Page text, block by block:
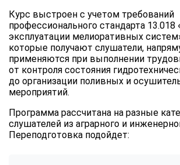
Курс выстроен с учетом требований
профессионального стандарта 13.018
эксплуатации мелиоративных
которые получают слушатели,
применяются при выполнении
от контроля состояния
до организации поливных и
мероприятий.
Программа рассчитана на разные
слушателей из аграрного и
Переподготовка подойдет: